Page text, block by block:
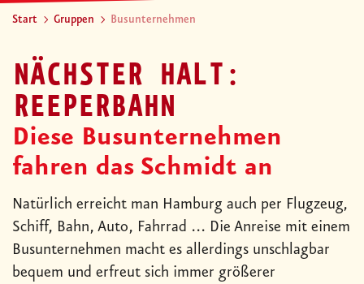
Start Gruppen Busunternehmen
NÄCHSTER HALT:
REEPERBAHN
Diese Busunternehmen
fahren das Schmidt an
Natürlich erreicht man Hamburg auch per Flugzeug,
Schiff, Bahn, Auto, Fahrrad ... Die Anreise mit einem
Busunternehmen macht es allerdings unschlagbar
bequem und erfreut sich immer größerer